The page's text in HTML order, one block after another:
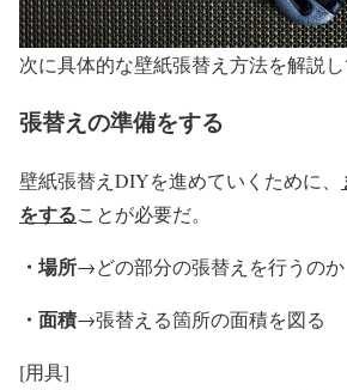
次に具体的な壁紙張替え方法を解説し
張替えの準備をする
壁紙張替えDIYを進めていくために、
をすることが必要だ。
・ 場所→どの部分の張替えを行うのか
・ 面積→張替える箇所の面積を図る
[用具]